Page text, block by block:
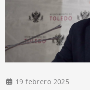
19 febrero 2025